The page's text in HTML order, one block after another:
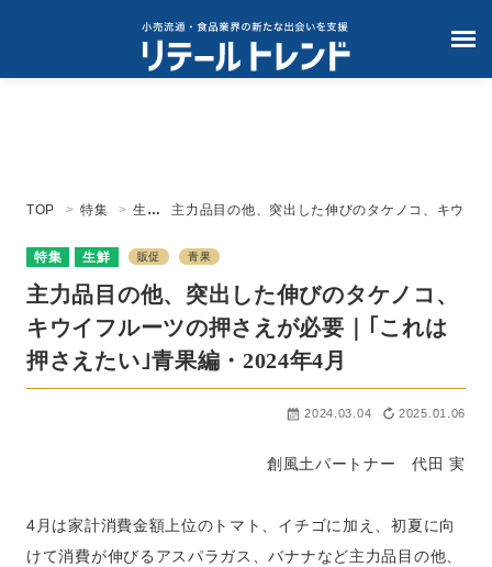
TOP 特集 生鮮
主力品目の他、突出した伸びのタケノコ、キウ
い｣青果編・2024年4月
特集 生鮮 販促 青果
主力品目の他、突出した伸びのタケノコ、
キウイフルーツの押さえが必要｜｢これは
押さえたい｣青果編・2024年4月
2024.03.04 2025.01.06
創風土パートナー 代田 実
4月は家計消費金額上位のトマト、イチゴに加え、初夏に向
けて消費が伸びるアスパラガス、バナナなど主力品目の他、